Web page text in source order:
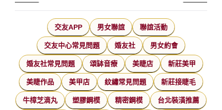
交友APP 男女聯誼 聯誼活動
交友中心常見問題 婚友社 男女約會
婚友社常見問題 頌缽音療 美睫店 新莊美甲
美睫作品 美甲店 紋繡常見問題 新莊接睫毛
牛樟芝滴丸 塑膠鋼模 精密鋼模 台北裝潢推薦